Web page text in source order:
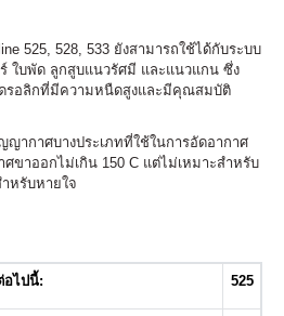
525, 528, 533 ยังสามารถใช้ได้กับระบบ
ใบพัด ลูกสูบแนวรัศมี และแนวแกน ซึ่ง
รอลิกที่มีความหนืดสูงและมีคุณสมบัติ
กาศบางประเภทที่ใช้ในการอัดอากาศ
ขาออกไม่เกิน 150 C แต่ไม่เหมาะสำหรับ
หรับหายใจ
อไปนี้: 525